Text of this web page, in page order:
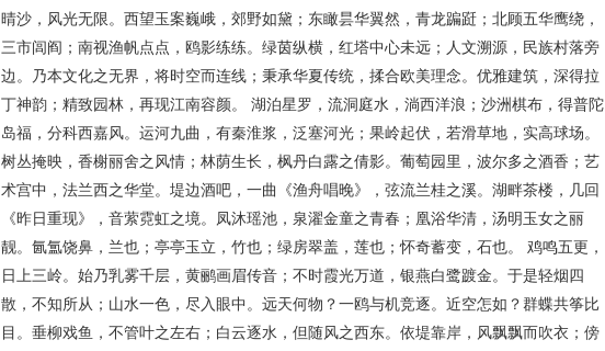
晴沙，风光无限。西望玉案巍峨，郊野如黛；东瞰昙华翼然，青龙蹁跹；北顾五华鹰绕，
三市闾阎；南视渔帆点点，鸥影练练。绿茵纵横，红塔中心未远；人文溯源，民族村落旁
边。乃本文化之无界，将时空而连线；秉承华夏传统，揉合欧美理念。优雅建筑，深得拉
丁神韵；精致园林，再现江南容颜。 湖泊星罗，流洞庭水，淌西洋浪；沙洲棋布，得普陀
岛福，分科西嘉风。运河九曲，有秦淮浆，泛塞河光；果岭起伏，若滑草地，实高球场。
树丛掩映，香榭丽舍之风情；林荫生长，枫丹白露之倩影。葡萄园里，波尔多之酒香；艺
术宫中，法兰西之华堂。堤边酒吧，一曲《渔舟唱晚》，弦流兰桂之溪。湖畔茶楼，几回
《昨日重现》，音萦霓虹之境。凤沐瑶池，泉濯金童之青春；凰浴华清，汤明玉女之丽
靓。氤氲饶鼻，兰也；亭亭玉立，竹也；绿房翠盖，莲也；怀奇蓄变，石也。 鸡鸣五更，
日上三岭。始乃乳雾千层，黄鹂画眉传音；不时霞光万道，银燕白鹭踱金。于是轻烟四
散，不知所从；山水一色，尽入眼中。远天何物？一鸥与机竞逐。近空怎如？群蝶共筝比
目。垂柳戏鱼，不管叶之左右；白云逐水，但随风之西东。依堤靠岸，风飘飘而吹衣；傍